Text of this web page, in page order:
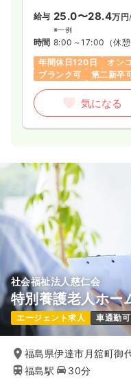
給与 25.0〜28.4万円
※一例
時間 8:00～17:00 （休
年間休日120日
オン
ブランク可
第二新卒
気になる
社会福祉法人慈仁会
特別養護老人ホー
エージェント求人 車通勤可
福島県伊達市月舘町御
福島駅
30分